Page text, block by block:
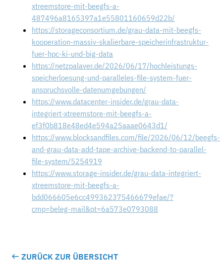
xtreemstore-mit-beegfs-a-
487496a8165397a1e55801160659d22b/
https://storageconsortium.de/grau-data-mit-beegfs-
kooperation-massiv-skalierbare-speicherinfrastruktur-
fuer-hpc-ki-und-big-data
https://netzpalaver.de/2026/06/17/hochleistungs-
speicherloesung-und-paralleles-file-system-fuer-
anspruchsvolle-datenumgebungen/
https://www.datacenter-insider.de/grau-data-
integriert-xtreemstore-mit-beegfs-a-
ef3f0b818e48ed4e594a25aaae0643d1/
https://www.blocksandfiles.com/file/2026/06/12/beegfs-
and-grau-data-add-tape-archive-backend-to-parallel-
file-system/5254919
https://www.storage-insider.de/grau-data-integriert-
xtreemstore-mit-beegfs-a-
bdd066605e6cc499362375466679efae/?
cmp=beleg-mail&pt=6a573e0793088
ZURÜCK ZUR ÜBERSICHT